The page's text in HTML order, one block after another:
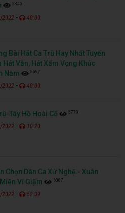
5845
2022 - 40:00
Bài Hát Ca Trù Hay Nhất Tuyển
Hát Văn, Hát Xẩm Vọng Khúc
Năm
5597
2022 - 40:00
Tây Hồ Hoài Cổ 5779
2022 - 10:20
Chọn Dân Ca Xứ Nghệ - Xuân
Ví Giặm
6087
2022 - 52:39